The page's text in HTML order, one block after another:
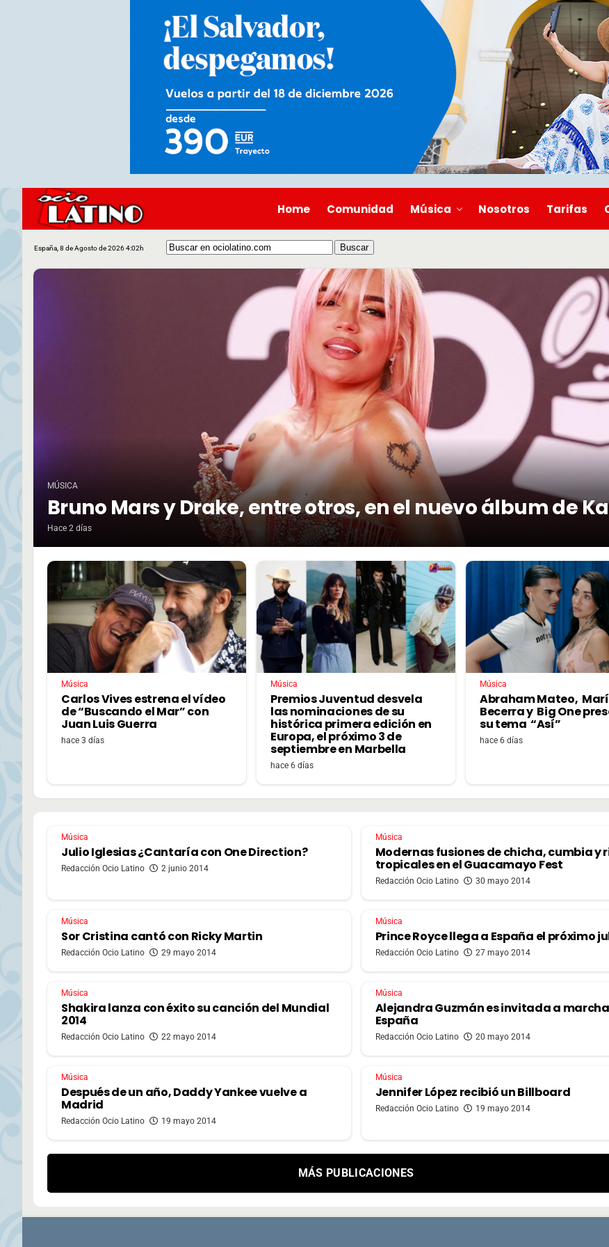
Home Comunidad Música Nosotros Tarifas
España, 8 de Agosto de 2026 4:02h
MÚSICA
Bruno Mars y Drake, entre otros, en el nuevo álbum de
Hace 2 días
Música
Carlos Vives estrena el vídeo
de “Buscando el Mar” con
Juan Luis Guerra
hace 3 días
Música
Premios Juventud desvela
las nominaciones de su
histórica primera edición en
Europa, el próximo 3 de
septiembre en Marbella
hace 6 días
Música
Abraham Mateo,
Becerra y Big One
su tema “Así”
hace 6 días
Música
Julio Iglesias ¿Cantaría con One Direction?
Redacción Ocio Latino 2 junio 2014
Música
Modernas fusiones de chicha, cumbia y
tropicales en el Guacamayo Fest
Redacción Ocio Latino 30 mayo 2014
Música
Sor Cristina cantó con Ricky Martin
Redacción Ocio Latino 29 mayo 2014
Música
Prince Royce llega a España el próximo
Redacción Ocio Latino 27 mayo 2014
Música
Shakira lanza con éxito su canción del Mundial
2014
Redacción Ocio Latino 22 mayo 2014
Música
Alejandra Guzmán es invitada a
España
Redacción Ocio Latino 20 mayo 2014
Música
Después de un año, Daddy Yankee vuelve a
Madrid
Redacción Ocio Latino 19 mayo 2014
Música
Jennifer López recibió un Billboard
Redacción Ocio Latino 19 mayo 2014
MÁS PUBLICACIONES